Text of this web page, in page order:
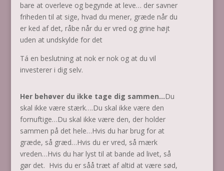
bare at overleve og begynde at leve… der savner
friheden til at sige, hvad du mener, græde når du
er ked af det, råbe når du er vred og grine højt
uden at undskylde for det
Tá en beslutning at nok er nok og at du vil
investerer i dig selv.
Her behøver du ikke tage dig sammen…Du
skal ikke være stærk….Du skal ikke være den
fornuftige…Du skal ikke være den, der holder
sammen på det hele…Hvis du har brug for at
græde, så græd…Hvis du er vred, så mærk
vreden…Hvis du har lyst til at bande ad livet, så
gør det. Hvis du er såå træt af altid at være sød,